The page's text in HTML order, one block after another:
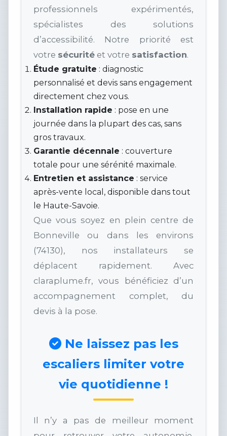
professionnels expérimentés,
spécialistes des solutions
d’accessibilité. Notre priorité est
votre sécurité et votre satisfaction.
Étude gratuite : diagnostic
personnalisé et devis sans engagement
directement chez vous.
Installation rapide : pose en une
journée dans la plupart des cas, sans
gros travaux.
Garantie décennale : couverture
totale pour une sérénité maximale.
Entretien et assistance : service
après-vente local, disponible dans tout
le Haute-Savoie.
Que vous soyez en plein centre de
Bonneville ou dans les environs
(74130), nos installateurs se
déplacent rapidement. Avec
claraplume.fr, vous bénéficiez d’un
accompagnement complet, du
devis à la pose.
Ne laissez pas les
escaliers limiter votre
vie quotidienne !
Il n’y a pas de meilleur moment